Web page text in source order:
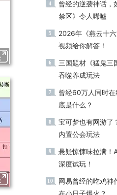
4
曾经的逆袭神话，
禁区》令人唏嘘
5
2026年《燕云十
视频给你解答！
6
三国题材《猛鬼三
吞噬养成玩法
7
曾经60万人同时
底是什么？
8
宝可梦也有网游了
内置公会玩法
9
悬疑惊悚味拉满！
深度试玩！
10
网易曾经的吃鸡神